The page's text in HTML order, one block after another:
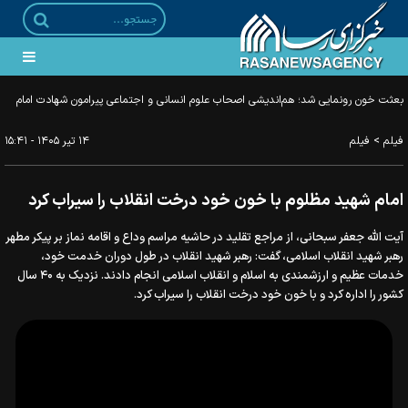
بعثت خون رونمایی شد؛ هم‌اندیشی اصحاب علوم انسانی و اجتماعی پیرامون شهادت امام
فیلم > فیلم ۱۴ تير ۱۴۰۵ - ۱۵:۴۱
امام شهید مظلوم با خون خود درخت انقلاب را سیراب کرد
آیت الله جعفر سبحانی، از مراجع تقلید در حاشیه مراسم وداع و اقامه نماز بر پیکر مطهر
رهبر شهید انقلاب اسلامی، گفت: رهبر شهید انقلاب در طول دوران خدمت خود،
خدمات عظیم و ارزشمندی به اسلام و انقلاب اسلامی انجام دادند. نزدیک به ۴۰ سال
کشور را اداره کرد و با خون خود درخت انقلاب را سیراب کرد.